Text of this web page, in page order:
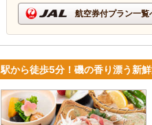
航空券付プラン一覧
駅から徒歩5分！磯の香り漂う新